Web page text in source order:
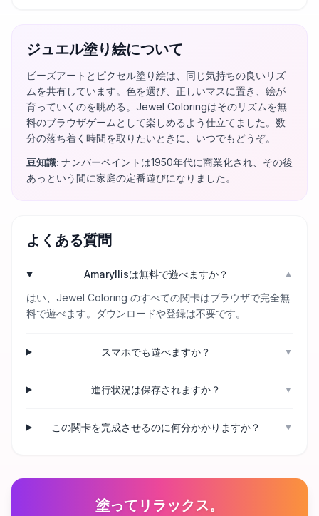
ジュエル塗り絵について
ビーズアートとピクセル塗り絵は、同じ気持ちの良いリズ
ムを共有しています。色を選び、正しいマスに置き、絵が
育っていくのを眺める。Jewel Coloringはそのリズムを無
料のブラウザゲームとして楽しめるよう仕立てました。数
分の落ち着く時間を取りたいときに、いつでもどうぞ。
豆知識: ナンバーペイントは1950年代に商業化され、その後
あっという間に家庭の定番遊びになりました。
よくある質問
Amaryllisは無料で遊べますか？ ▼
はい、Jewel Coloring のすべての関卡はブラウザで完全無
料で遊べます。ダウンロードや登録は不要です。
スマホでも遊べますか？ ▼
進行状況は保存されますか？ ▼
この関卡を完成させるのに何分かかりますか？ ▼
塗ってリラックス。